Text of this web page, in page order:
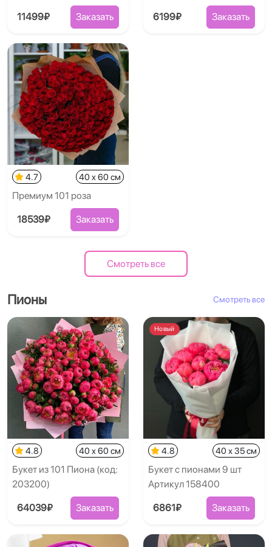
11499₽ Заказать 6199₽ Заказать
4.7 40 x 60 см
Премиум 101 роза
18539₽ Заказать
Смотреть все
Пионы Смотреть все
4.8 40 x 60 см
Букет из 101 Пиона (код:
203200)
64039₽ Заказать
Новый
4.8 40 x 35 см
Букет с пионами 9 шт
Артикул 158400
6861₽ Заказать